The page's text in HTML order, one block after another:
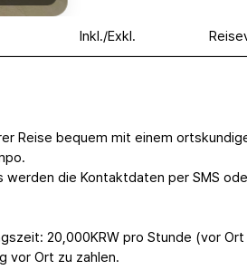
Inkl./Exkl.
Reise bequem mit einem
werden die Kontaktdaten per SMS
20,000KRW pro Stunde (vor Ort
vor Ort zu zahlen.